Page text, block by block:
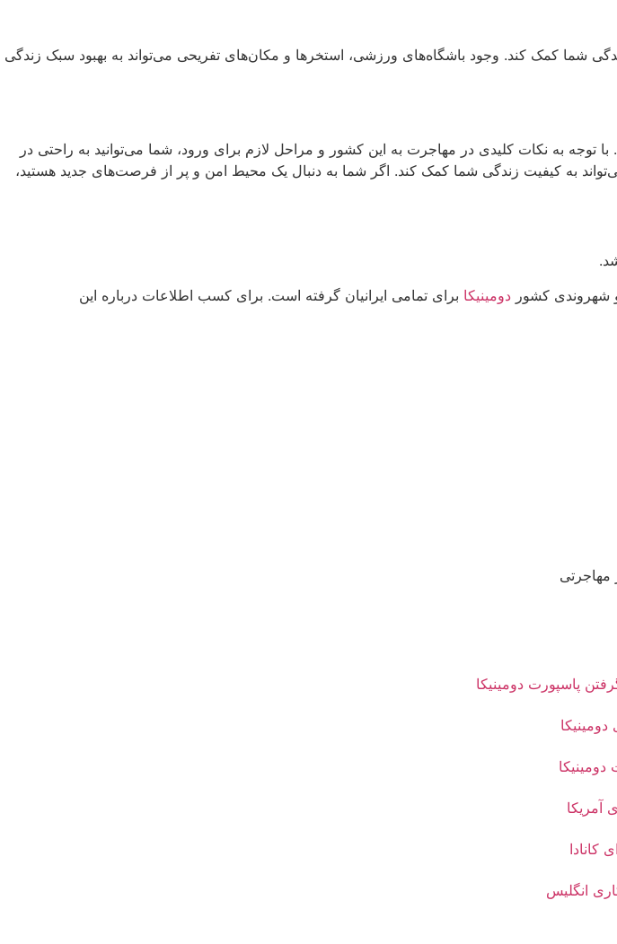
شما کمک کند. وجود باشگاه‌های ورزشی، استخرها و مکان‌های تفریحی می‌تواند به بهبود سبک زندگی
توجه به نکات کلیدی در مهاجرت به این کشور و مراحل لازم برای ورود، شما می‌توانید به راحتی در
به کیفیت زندگی شما کمک کند. اگر شما به دنبال یک محیط امن و پر از فرصت‌های جدید هستید،
شهروندی کشور دومینیکا برای تمامی ایرانیان گرفته است. برای کسب اطلاعات درباره این
پاسپورت دومینیکا
دومینیکا
دومینیکا
آمریکا
کانادا
انگلیس